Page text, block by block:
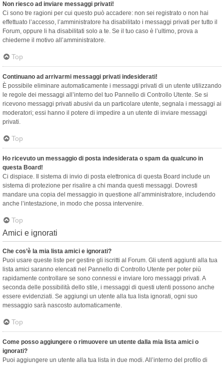
Non riesco ad inviare messaggi privati!
Ci sono tre ragioni per cui questo può accadere: non sei registrato o non hai
effettuato l’accesso, l’amministratore ha disabilitato i messaggi privati per tutto il
Forum, oppure li ha disabilitati solo a te. Se il tuo caso è l’ultimo, prova a
chiederne il motivo all’amministratore.
Top
Continuano ad arrivarmi messaggi privati indesiderati!
È possibile eliminare automaticamente i messaggi privati ​​di un utente utilizzando
le regole dei messaggi all’interno del tuo Pannello di Controllo Utente. Se si
ricevono messaggi privati ​​abusivi da un particolare utente, segnala i messaggi ai
moderatori; essi hanno il potere di impedire a un utente di inviare messaggi
privati​​.
Top
Ho ricevuto un messaggio di posta indesiderata o spam da qualcuno in
questa Board!
Ci dispiace. Il sistema di invio di posta elettronica di questa Board include un
sistema di protezione per risalire a chi manda questi messaggi. Dovresti
mandare una copia del messaggio in questione all’amministratore, includendo
anche l’intestazione, in modo che possa intervenire.
Top
Amici e ignorati
Che cos’è la mia lista amici e ignorati?
Puoi usare queste liste per gestire gli iscritti al Forum. Gli utenti aggiunti alla tua
lista amici saranno elencati nel Pannello di Controllo Utente per poter più
rapidamente controllare se sono connessi e inviare loro messaggi privati. A
seconda delle possibilità dello stile, i messaggi di questi utenti possono anche
essere evidenziati. Se aggiungi un utente alla tua lista ignorati, ogni suo
messaggio sarà nascosto automaticamente.
Top
Come posso aggiungere o rimuovere un utente dalla mia lista amici o
ignorati?
Puoi aggiungere un utente alla tua lista in due modi. All’interno del profilo di